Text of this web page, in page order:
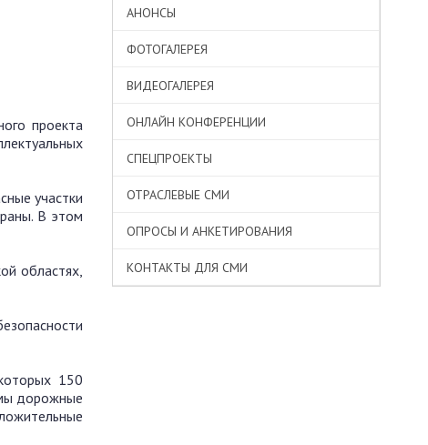
проекта
участки
В этом
областях,
150
дорожные
АНОНСЫ
ФОТОГАЛЕРЕЯ
ВИДЕОГАЛЕРЕЯ
ОНЛАЙН КОНФЕРЕНЦИИ
СПЕЦПРОЕКТЫ
ОТРАСЛЕВЫЕ СМИ
ОПРОСЫ И АНКЕТИРОВАНИЯ
КОНТАКТЫ ДЛЯ СМИ